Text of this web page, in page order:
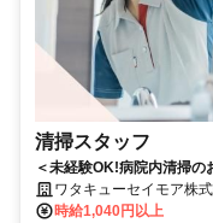
清掃スタッフ
＜未経験OK!病院内清掃
マイカー通勤可♪
ワタキューセイモア株
時給1,040円以上